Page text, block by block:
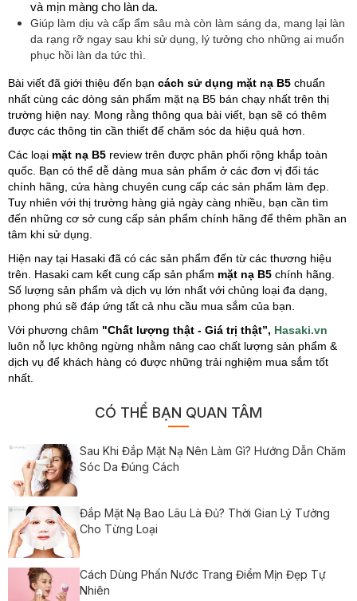
và mịn màng cho làn da.
Giúp làm dịu và cấp ẩm sâu mà còn làm sáng da, mang lại làn
da rạng rỡ ngay sau khi sử dụng, lý tưởng cho những ai muốn
phục hồi làn da tức thì.
Bài viết đã giới thiệu đến bạn cách sử dụng mặt nạ B5 chuẩn
nhất cùng các dòng sản phẩm mặt nạ B5 bán chạy nhất trên thị
trường hiện nay. Mong rằng thông qua bài viết, bạn sẽ có thêm
được các thông tin cần thiết để chăm sóc da hiệu quả hơn.
Các loại mặt nạ B5 review trên được phân phối rộng khắp toàn
quốc. Bạn có thể dễ dàng mua sản phẩm ở các đơn vị đối tác
chính hãng, cửa hàng chuyên cung cấp các sản phẩm làm đẹp.
Tuy nhiên với thị trường hàng giả ngày càng nhiều, bạn cần tìm
đến những cơ sở cung cấp sản phẩm chính hãng để thêm phần an
tâm khi sử dụng.
Hiện nay tại Hasaki đã có các sản phẩm đến từ các thương hiệu
trên. Hasaki cam kết cung cấp sản phẩm mặt nạ B5 chính hãng.
Số lượng sản phẩm và dịch vụ lớn nhất với chủng loại đa dạng,
phong phú sẽ đáp ứng tất cả nhu cầu mua sắm của bạn.
Với phương châm "Chất lượng thật - Giá trị thật”, Hasaki.vn
luôn nỗ lực không ngừng nhằm nâng cao chất lượng sản phẩm &
dịch vụ để khách hàng có được những trải nghiệm mua sắm tốt
nhất.
CÓ THỂ BẠN QUAN TÂM
Sau Khi Đắp Mặt Nạ Nên Làm Gì? Hướng Dẫn Chăm
Sóc Da Đúng Cách
Đắp Mặt Nạ Bao Lâu Là Đủ? Thời Gian Lý Tưởng
Cho Từng Loại
Cách Dùng Phấn Nước Trang Điểm Mịn Đẹp Tự
Nhiên